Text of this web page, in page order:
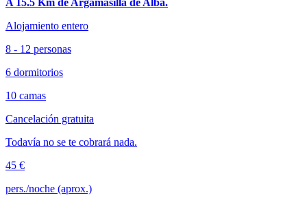
Alojamiento entero
8 - 12 personas
6 dormitorios
10 camas
Cancelación gratuita
Todavía no se te cobrará nada.
45 €
pers./noche (aprox.)